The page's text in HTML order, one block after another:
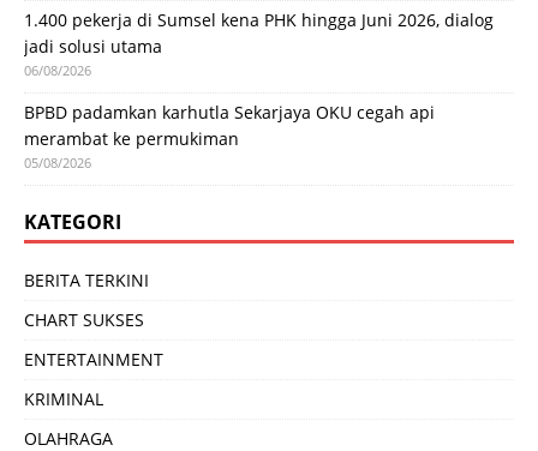
1.400 pekerja di Sumsel kena PHK hingga Juni 2026, dialog
jadi solusi utama
06/08/2026
BPBD padamkan karhutla Sekarjaya OKU cegah api
merambat ke permukiman
05/08/2026
KATEGORI
BERITA TERKINI
CHART SUKSES
ENTERTAINMENT
KRIMINAL
OLAHRAGA